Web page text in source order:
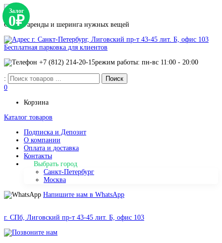
Сервис аренды и шеринга нужных вещей
г. Санкт-Петербург, Лиговский пр-т 43-45 лит. Б, офис 103
Бесплатная парковка для клиентов
+7 (812) 214-20-15режим работы: пн-вс 11:00 - 20:00
:
0
Корзина
Каталог товаров
Подписка и Депозит
О компании
Оплата и доставка
Контакты
Выбрать город
Санкт-Петербург
Москва
Напишите нам в WhatsApp
г. СПб, Лиговский пр-т 43-45 лит. Б, офис 103
Залог
0₽